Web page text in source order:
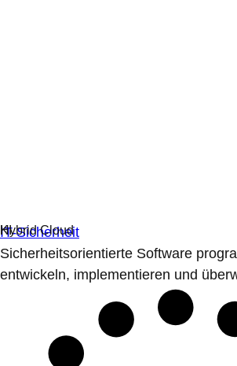
IT-Sicherheit
Sicherheitsorientierte Software
entwickeln, implementieren und